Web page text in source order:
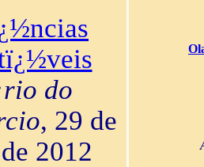
do
, 29 de
2012